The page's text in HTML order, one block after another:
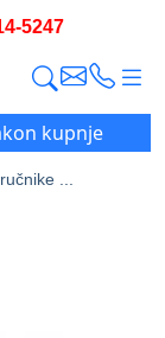
5247
kupnje
...